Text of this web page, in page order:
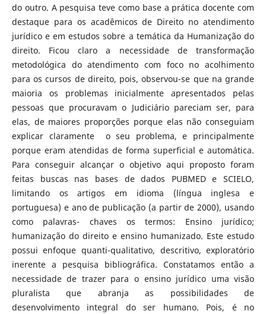
do outro. A pesquisa teve como base a prática docente com
destaque para os acadêmicos de Direito no atendimento
jurídico e em estudos sobre a temática da Humanização do
direito. Ficou claro a necessidade de transformação
metodológica do atendimento com foco no acolhimento
para os cursos de direito, pois, observou-se que na grande
maioria os problemas inicialmente apresentados pelas
pessoas que procuravam o Judiciário pareciam ser, para
elas, de maiores proporções porque elas não conseguiam
explicar claramente o seu problema, e principalmente
porque eram atendidas de forma superficial e automática.
Para conseguir alcançar o objetivo aqui proposto foram
feitas buscas nas bases de dados PUBMED e SCIELO,
limitando os artigos em idioma (língua inglesa e
portuguesa) e ano de publicação (a partir de 2000), usando
como palavras- chaves os termos: Ensino jurídico;
humanização do direito e ensino humanizado. Este estudo
possui enfoque quanti-qualitativo, descritivo, exploratório
inerente a pesquisa bibliográfica. Constatamos então a
necessidade de trazer para o ensino jurídico uma visão
pluralista que abranja as possibilidades de
desenvolvimento integral do ser humano. Pois, é no